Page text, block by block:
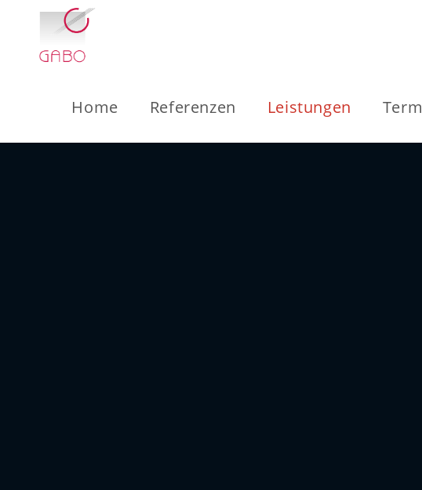
Home Referenzen Leistungen